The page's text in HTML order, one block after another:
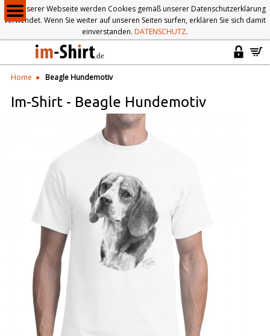
Auf unserer Webseite werden Cookies gemäß unserer Datenschutzerklärung
verwendet. Wenn Sie weiter auf unseren Seiten surfen, erklären Sie sich damit
einverstanden. DATENSCHUTZ.
Home Beagle Hundemotiv
Im-Shirt - Beagle Hundemotiv